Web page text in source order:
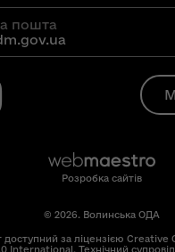
пошта
Розробка сайтів
© 2026. Волинська ОДА
доступний за ліцензією Creative
International. Технічний супровід: